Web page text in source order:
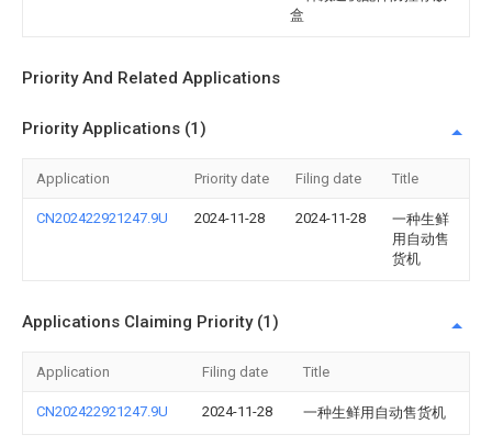
盒
Priority And Related Applications
Priority Applications (1)
Application Priority date Filing date Title
CN202422921247.9U 2024-11-28 2024-11-28
一种生鲜
用自动售
货机
Applications Claiming Priority (1)
Application Filing date Title
CN202422921247.9U 2024-11-28 一种生鲜用自动售货机